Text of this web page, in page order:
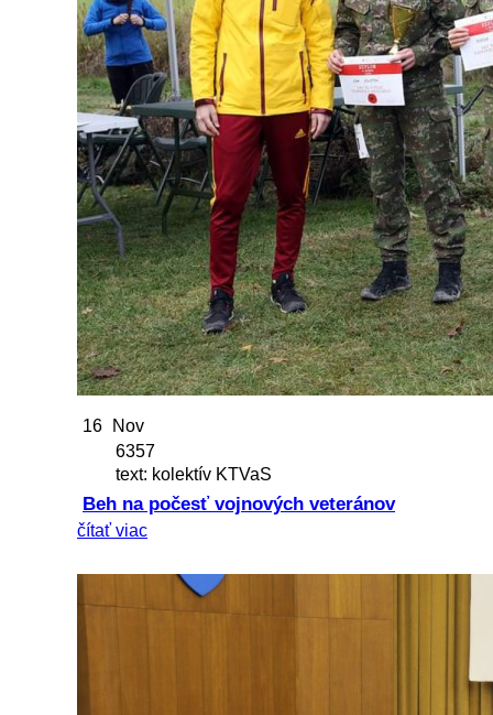
16
Nov
6357
text: kolektív KTVaS
Beh na počesť vojnových veteránov
čítať viac